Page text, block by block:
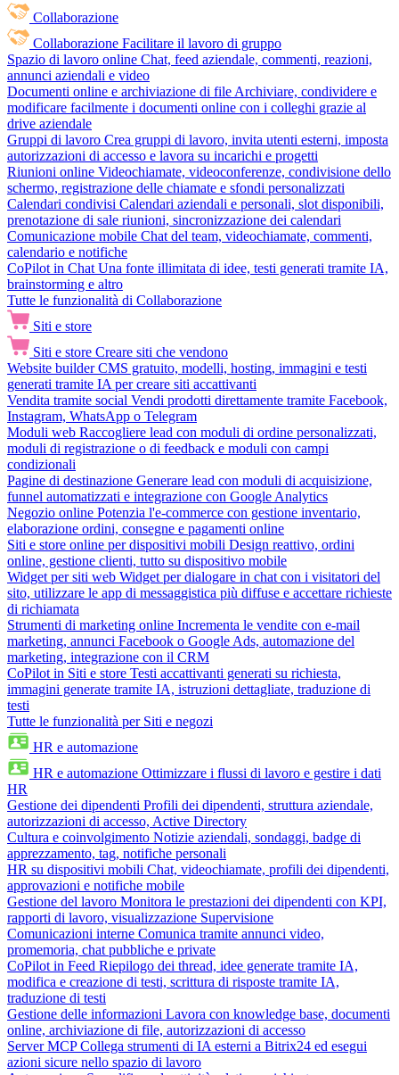
Collaborazione
Collaborazione Facilitare il lavoro di gruppo
Spazio di lavoro online Chat, feed aziendale, commenti, reazioni,
annunci aziendali e video
Documenti online e archiviazione di file Archiviare, condividere e
modificare facilmente i documenti online con i colleghi grazie al
drive aziendale
Gruppi di lavoro Crea gruppi di lavoro, invita utenti esterni, imposta
autorizzazioni di accesso e lavora su incarichi e progetti
Riunioni online Videochiamate, videoconferenze, condivisione dello
schermo, registrazione delle chiamate e sfondi personalizzati
Calendari condivisi Calendari aziendali e personali, slot disponibili,
prenotazione di sale riunioni, sincronizzazione dei calendari
Comunicazione mobile Chat del team, videochiamate, commenti,
calendario e notifiche
CoPilot in Chat Una fonte illimitata di idee, testi generati tramite IA,
brainstorming e altro
Tutte le funzionalità di Collaborazione
Siti e store
Siti e store Creare siti che vendono
Website builder CMS gratuito, modelli, hosting, immagini e testi
generati tramite IA per creare siti accattivanti
Vendita tramite social Vendi prodotti direttamente tramite Facebook,
Instagram, WhatsApp o Telegram
Moduli web Raccogliere lead con moduli di ordine personalizzati,
moduli di registrazione o di feedback e moduli con campi
condizionali
Pagine di destinazione Generare lead con moduli di acquisizione,
funnel automatizzati e integrazione con Google Analytics
Negozio online Potenzia l'e-commerce con gestione inventario,
elaborazione ordini, consegne e pagamenti online
Siti e store online per dispositivi mobili Design reattivo, ordini
online, gestione clienti, tutto su dispositivo mobile
Widget per siti web Widget per dialogare in chat con i visitatori del
sito, utilizzare le app di messaggistica più diffuse e accettare richieste
di richiamata
Strumenti di marketing online Incrementa le vendite con e-mail
marketing, annunci Facebook o Google Ads, automazione del
marketing, integrazione con il CRM
CoPilot in Siti e store Testi accattivanti generati su richiesta,
immagini generate tramite IA, istruzioni dettagliate, traduzione di
testi
Tutte le funzionalità per Siti e negozi
HR e automazione
HR e automazione Ottimizzare i flussi di lavoro e gestire i dati
HR
Gestione dei dipendenti Profili dei dipendenti, struttura aziendale,
autorizzazioni di accesso, Active Directory
Cultura e coinvolgimento Notizie aziendali, sondaggi, badge di
apprezzamento, tag, notifiche personali
HR su dispositivi mobili Chat, videochiamate, profili dei dipendenti,
approvazioni e notifiche mobile
Gestione del lavoro Monitora le prestazioni dei dipendenti con KPI,
rapporti di lavoro, visualizzazione Supervisione
Comunicazioni interne Comunica tramite annunci video,
promemoria, chat pubbliche e private
CoPilot in Feed Riepilogo dei thread, idee generate tramite IA,
modifica e creazione di testi, scrittura di risposte tramite IA,
traduzione di testi
Gestione delle informazioni Lavora con knowledge base, documenti
online, archiviazione di file, autorizzazioni di accesso
Server MCP Collega strumenti di IA esterni a Bitrix24 ed esegui
azioni sicure nello spazio di lavoro